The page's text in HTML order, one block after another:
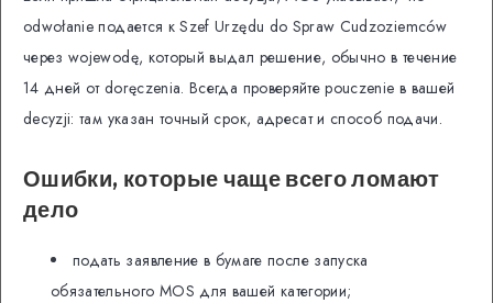
odwołanie подается к Szef Urzędu do Spraw Cudzoziemców
через wojewodę, который выдал решение, обычно в течение
14 дней от doręczenia. Всегда проверяйте pouczenie в вашей
decyzji: там указан точный срок, адресат и способ подачи.
Ошибки, которые чаще всего ломают
дело
подать заявление в бумаге после запуска
обязательного MOS для вашей категории;